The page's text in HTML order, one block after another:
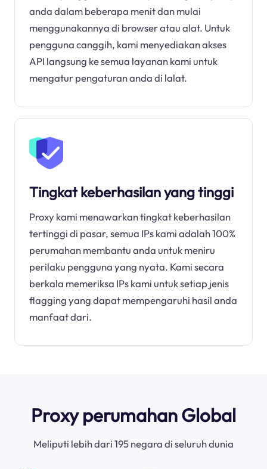
anda dalam beberapa menit dan mulai
menggunakannya di browser atau alat. Untuk
pengguna canggih, kami menyediakan akses
API langsung ke semua layanan kami untuk
mengatur pengaturan anda di lalat.
Tingkat keberhasilan yang tinggi
Proxy kami menawarkan tingkat keberhasilan
tertinggi di pasar, semua IPs kami adalah 100%
perumahan membantu anda untuk meniru
perilaku pengguna yang nyata. Kami secara
berkala memeriksa IPs kami untuk setiap jenis
flagging yang dapat mempengaruhi hasil anda
manfaat dari.
Proxy perumahan Global
Meliputi lebih dari 195 negara di seluruh dunia